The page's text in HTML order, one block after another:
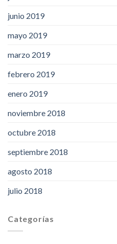
junio 2019
mayo 2019
marzo 2019
febrero 2019
enero 2019
noviembre 2018
octubre 2018
septiembre 2018
agosto 2018
julio 2018
Categorías